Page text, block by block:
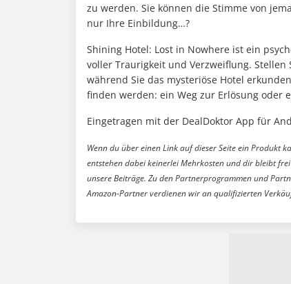
zu werden. Sie können die Stimme von
nur Ihre Einbildung…?
Shining Hotel: Lost in Nowhere ist ein
voller Traurigkeit und Verzweiflung.
während Sie das mysteriöse Hotel
finden werden: ein Weg zur Erlösung oder
Eingetragen mit der DealDoktor App für
Wenn du über einen Link auf dieser Seite ein Produkt
entstehen dabei keinerlei Mehrkosten und dir bleibt
unsere Beiträge. Zu den Partnerprogrammen und
Amazon-Partner verdienen wir an qualifizierten